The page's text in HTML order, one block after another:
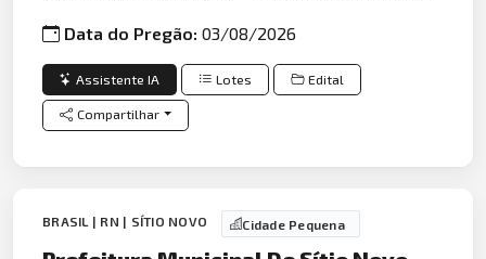
Data do Pregão:03/08/2026
Assistente IA Lotes Edital
Compartilhar
BRASIL | RN | SÍTIO NOVO Cidade Pequena